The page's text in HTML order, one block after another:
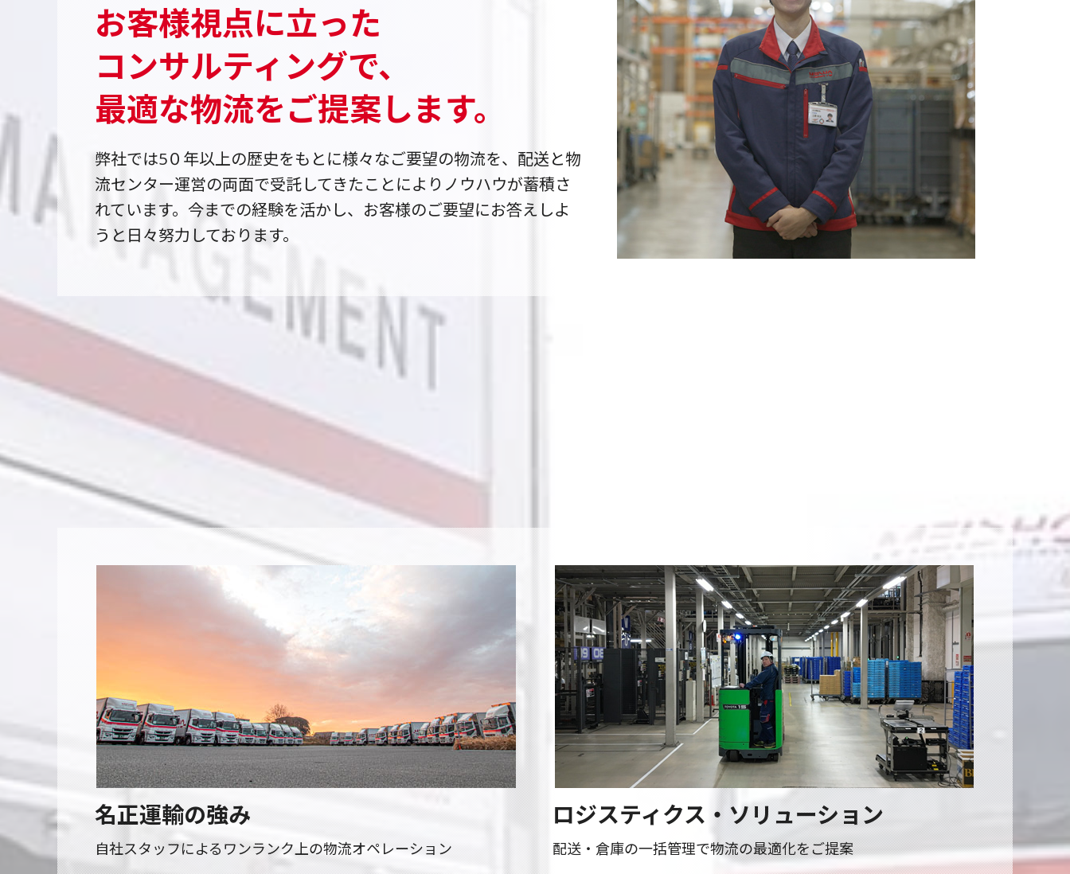
お客様視点に立った
コンサルティングで、
最適な物流をご提案します。
弊社では5０年以上の歴史をもとに様々なご要望の物流を、配送と物
流センター運営の両面で受託してきたことによりノウハウが蓄積さ
れています。今までの経験を活かし、お客様のご要望にお答えしよ
うと日々努力しております。
名正運輸の強み
自社スタッフによるワンランク上の物流オペレーション
ロジスティクス・ソリューション
配送・倉庫の一括管理で物流の最適化をご提案